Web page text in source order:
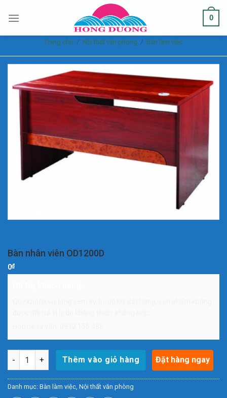
0
Trang chủ / Nội thất văn phòng / Bàn làm việc
Bàn nhân viên OD1200D
0₫
Bàn nhân viên OD1200D số lượng
Thêm vào giỏ hàng Đặt hàng ngay
Danh mục: Bàn làm việc Nội thất văn phòng